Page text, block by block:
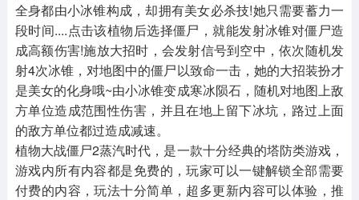
全身都由小冰锥构成，却拥有美女必杀技!她只需要蓄力一
段时间....点击该植物后选择僵尸，就能发射冰锥对僵尸造
成高额伤害!施放大招时，会发射信号到空中，依次随机发
射4次冰锥，对地图中的僵尸以致命一击，她的大招装扮才
是美女的化身哦~由小冰锥变成寒冰陨石，随机对地图上敌
方单位造成范围性伤害，并且在地上留下冰坑，路过上面
的敌方单位都过造成减速。
植物大战僵尸2蒸汽时代，是一款十分经典的塔防类游戏，
游戏内所有内容都是免费的，玩家可以一键解锁全部需要
付费的内容，玩法十分简单，超多更新内容可以体验，推